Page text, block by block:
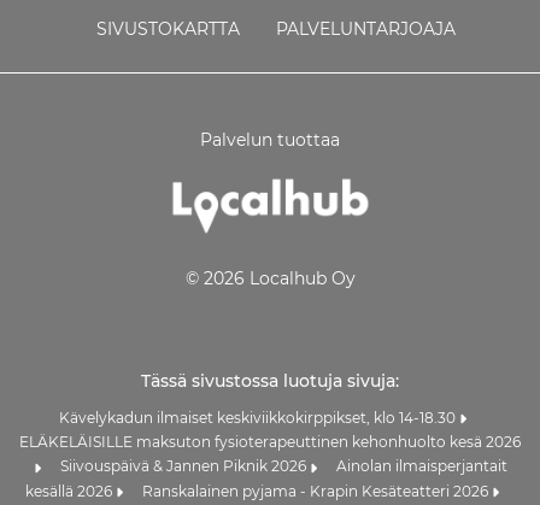
SIVUSTOKARTTA PALVELUNTARJOAJA
Palvelun tuottaa
© 2026 Localhub Oy
Tässä sivustossa luotuja sivuja:
Kävelykadun ilmaiset keskiviikkokirppikset, klo 14-18.30
ELÄKELÄISILLE maksuton fysioterapeuttinen kehonhuolto kesä 2026
Siivouspäivä & Jannen Piknik 2026
Ainolan ilmaisperjantait
kesällä 2026
Ranskalainen pyjama - Krapin Kesäteatteri 2026